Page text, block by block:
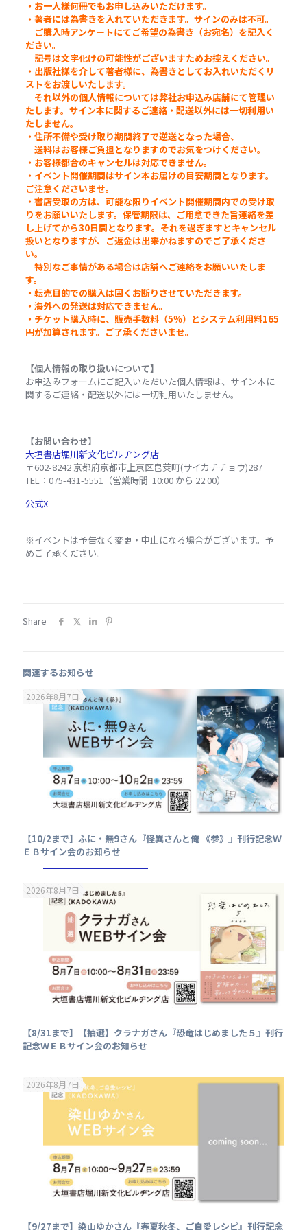
・お一人様何冊でもお申し込みいただけます。
・著者には為書きを入れていただきます。サインのみは不可。
ご購入時アンケートにてご希望の為書き（お宛名）を記入く
ださい。
記号は文字化けの可能性がございますためお控えください。
・出版社様を介して著者様に、為書きとしてお入れいただくリ
ストをお渡しいたします。
それ以外の個人情報については弊社お申込み店舗にて管理い
たします。サイン本に関するご連絡・配送以外には一切利用い
たしません。
・住所不備や受け取り期間終了で逆送となった場合、
送料はお客様ご負担となりますのでお気をつけください。
・お客様都合のキャンセルは対応できません。
・イベント開催期間はサイン本お届けの目安期間となります。
ご注意くださいませ。
・書店受取の方は、可能な限りイベント開催期間内での受け取
りをお願いいたします。保管期限は、ご用意できた旨連絡を差
し上げてから30日間となります。それを過ぎますとキャンセル
扱いとなりますが、ご返金は出来かねますのでご了承くださ
い。
特別なご事情がある場合は店舗へご連絡をお願いいたしま
す。
・転売目的での購入は固くお断りさせていただきます。
・海外への発送は対応できません。
・チケット購入時に、販売手数料（5％）とシステム利用料165
円が加算されます。ご了承くださいませ。
【個人情報の取り扱いについて】
お申込みフォームにご記入いただいた個人情報は、サイン本に
関するご連絡・配送以外には一切利用いたしません。
【お問い合わせ】
大垣書店堀川新文化ビルヂング店
〒602-8242 京都府京都市上京区皀莢町(サイカチチョウ)287
TEL：075-431-5551（営業時間 10:00 から 22:00）
公式X
※イベントは予告なく変更・中止になる場合がございます。予
めご了承ください。
Share
関連するお知らせ
2026年8月7日
【10/2まで】ふに・無9さん『怪異さんと俺 《参》』刊行記念Ｗ
ＥＢサイン会のお知らせ
2026年8月7日
【8/31まで】【抽選】クラナガさん『恐竜はじめました５』刊行
記念ＷＥＢサイン会のお知らせ
2026年8月7日
【9/27まで】染山ゆかさん『春夏秋冬、ご自愛レシピ』刊行記念